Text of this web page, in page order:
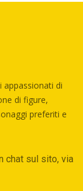
appassionati di
di figure,
preferiti e
chat sul sito, via